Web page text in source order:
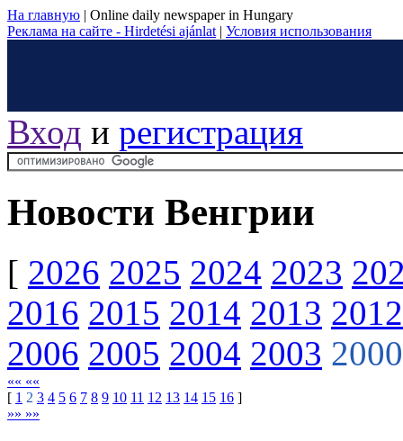
На главную | Online daily newspaper in Hungary
Реклама на сайте - Hirdetési ajánlat | Условия использования
Вход и регистрация
Новости Венгрии
[ 2026 2025 2024 2023
2016 2015 2014 2013 2012
2006 2005 2004 2003 2000
«« ««
[ 1 2 3 4 5 6 7 8 9 10 11 12 13 14 15 16 ]
»» »»